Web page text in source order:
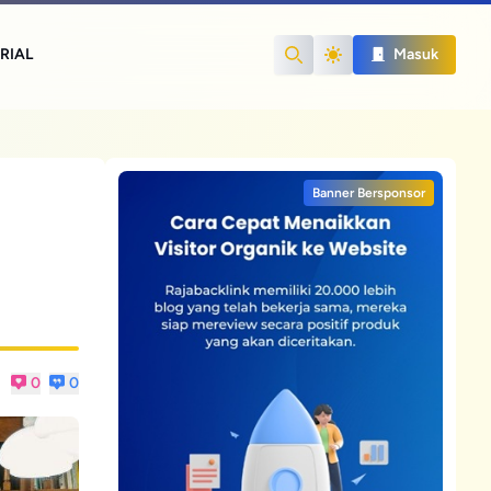
Search
Masuk
0 0
Banner Bersponsor